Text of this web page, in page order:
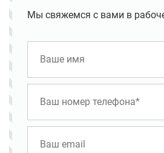
Мы свяжемся с вами в